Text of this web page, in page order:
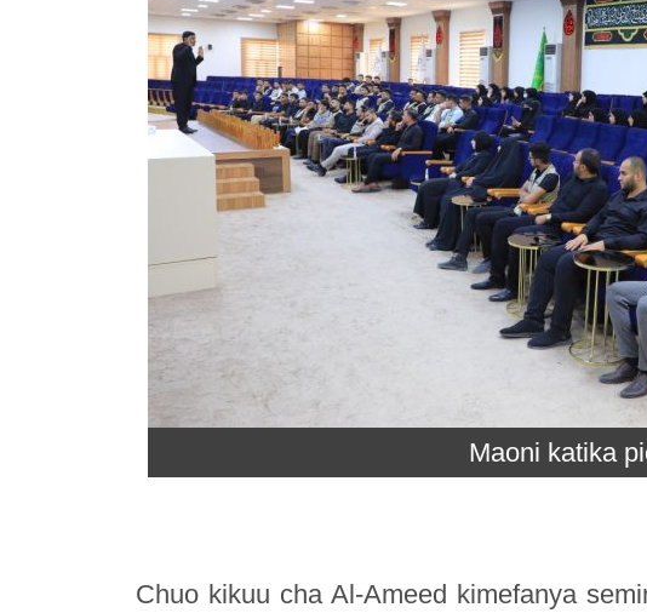
Maoni katika
Chuo kikuu cha Al-Ameed kimefanya